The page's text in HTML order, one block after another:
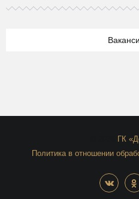
ГК
Политика в отношении